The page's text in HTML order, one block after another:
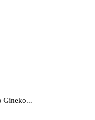
Gineko...